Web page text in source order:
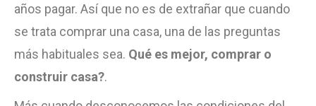
años pagar. Así que no es de extrañar que cuando
se trata comprar una casa, una de las preguntas
más habituales sea. Qué es mejor, comprar o
construir casa?.